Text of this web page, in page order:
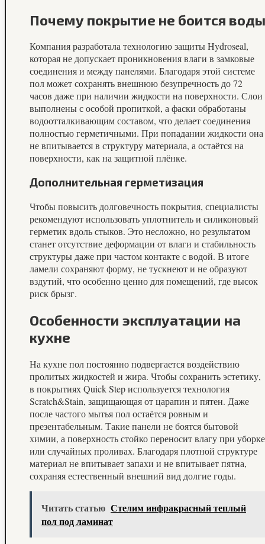
Почему покрытие не боится воды
Компания разработала технологию защиты Hydroseal,
которая не допускает проникновения влаги в замковые
соединения и между панелями. Благодаря этой системе
пол может сохранять внешнюю безупречность до 72
часов даже при наличии жидкости на поверхности. Слои
выполнены с особой пропиткой, а фаски обработаны
водоотталкивающим составом, что делает соединения
полностью герметичными. При попадании жидкости она
не впитывается в структуру материала, а остаётся на
поверхности, как на защитной плёнке.
Дополнительная герметизация
Чтобы повысить долговечность покрытия, специалисты
рекомендуют использовать уплотнитель и силиконовый
герметик вдоль стыков. Это несложно, но результатом
станет отсутствие деформации от влаги и стабильность
структуры даже при частом контакте с водой. В итоге
ламели сохраняют форму, не тускнеют и не образуют
вздутий, что особенно ценно для помещений, где высок
риск брызг.
Особенности эксплуатации на
кухне
На кухне пол постоянно подвергается воздействию
пролитых жидкостей и жира. Чтобы сохранить эстетику,
в покрытиях Quick Step используется технология
Scratch&Stain, защищающая от царапин и пятен. Даже
после частого мытья пол остаётся ровным и
презентабельным. Такие панели не боятся бытовой
химии, а поверхность стойко переносит влагу при уборке
или случайных проливах. Благодаря плотной структуре
материал не впитывает запахи и не впитывает пятна,
сохраняя естественный внешний вид долгие годы.
Читать статью Стелим инфракрасный теплый
пол под ламинат